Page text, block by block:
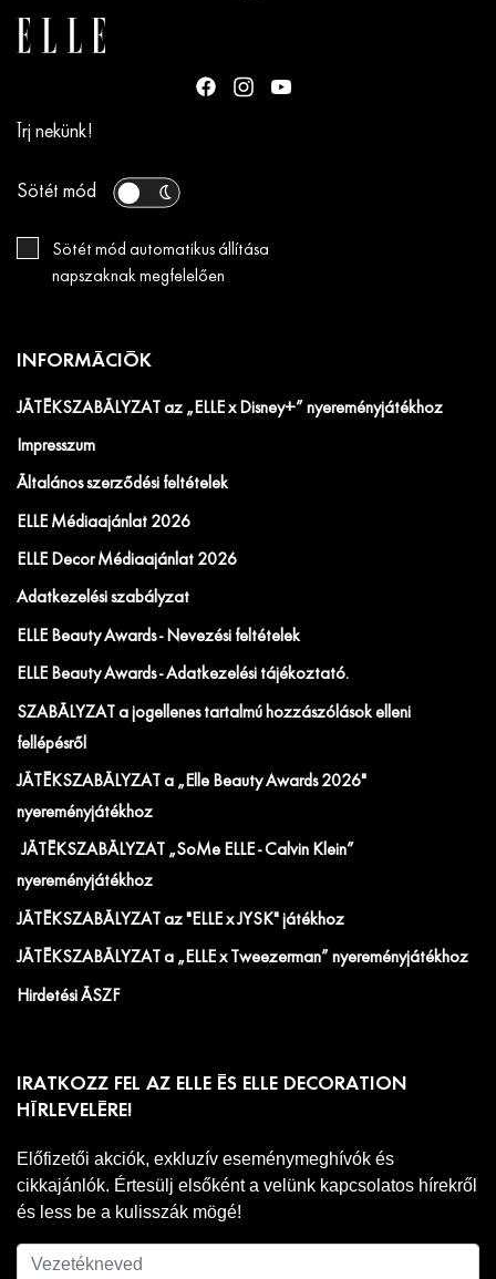
Írj nekünk!
Sötét mód
Sötét mód automatikus állítása
napszaknak megfelelően
INFORMÁCIÓK
JÁTÉKSZABÁLYZAT az „ELLE x Disney+” nyereményjátékhoz
Impresszum
Általános szerződési feltételek
ELLE Médiaajánlat 2026
ELLE Decor Médiaajánlat 2026
Adatkezelési szabályzat
ELLE Beauty Awards - Nevezési feltételek
ELLE Beauty Awards - Adatkezelési tájékoztató.
SZABÁLYZAT a jogellenes tartalmú hozzászólások elleni
fellépésről
JÁTÉKSZABÁLYZAT a „Elle Beauty Awards 2026"
nyereményjátékhoz
JÁTÉKSZABÁLYZAT „SoMe ELLE - Calvin Klein”
nyereményjátékhoz
JÁTÉKSZABÁLYZAT az "ELLE x JYSK" játékhoz
JÁTÉKSZABÁLYZAT a „ELLE x Tweezerman” nyereményjátékhoz
Hirdetési ÁSZF
IRATKOZZ FEL AZ ELLE ÉS ELLE DECORATION
HÍRLEVELÉRE!
Előfizetői akciók, exkluzív eseménymeghívók és
cikkajánlók. Értesülj elsőként a velünk kapcsolatos hírekről
és less be a kulisszák mögé!